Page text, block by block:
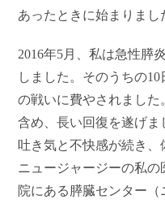
あったときに始まりまし
2016年5月、私は急性膵
しました。そのうちの
の戦いに費やされまし
含め、長い回復を遂げ
吐き気と不快感が続き、
ニュージャージーの私
院にある膵臓センター